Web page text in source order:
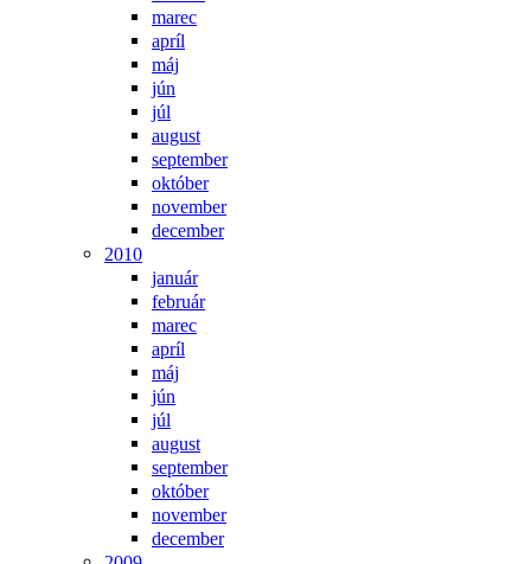
marec
apríl
máj
jún
júl
august
september
október
november
december
2010
január
február
marec
apríl
máj
jún
júl
august
september
október
november
december